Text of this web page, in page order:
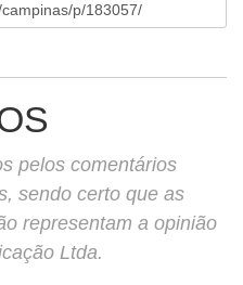
pelos comentários
sendo certo que as
representam a opinião
Ltda.